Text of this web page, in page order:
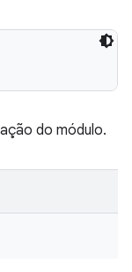
do módulo.